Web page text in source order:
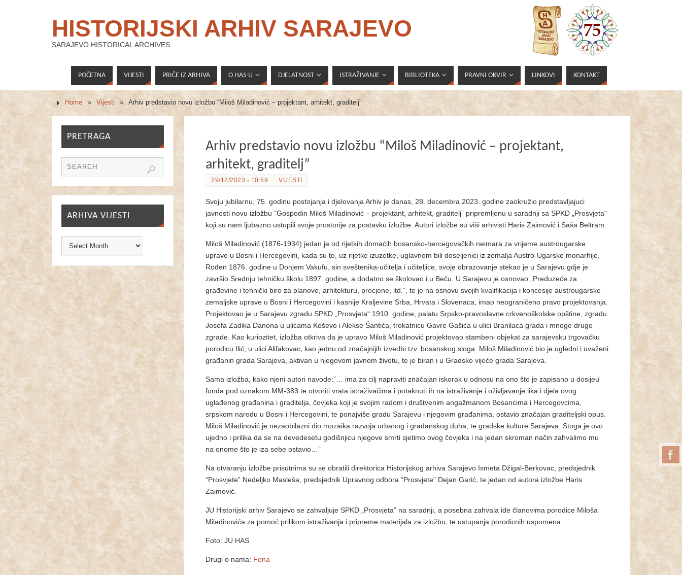
HISTORIJSKI ARHIV SARAJEVO
SARAJEVO HISTORICAL ARCHIVES
POČETNA VIJESTI PRIČE IZ ARHIVA O HAS-U DJELATNOST ISTRAŽIVANJE BIBLIOTEKA PRAVNI OKVIR LINKOVI KONTAKT
Home » Vijesti » Arhiv predstavio novu izložbu “Miloš Miladinović – projektant, arhitekt, graditelj”
Arhiv predstavio novu izložbu “Miloš Miladinović – projektant,
arhitekt, graditelj”
29/12/2023 - 10:59 VIJESTI
Svoju jubilarnu, 75. godinu postojanja i djelovanja Arhiv je danas, 28. decembra 2023. godine zaokružio predstavljajuci
javnosti novu izložbu “Gospodin Miloš Miladinović – projektant, arhitekt, graditelj” pripremljenu u saradnji sa SPKD „Prosvjeta“
koji su nam ljubazno ustupili svoje prostorije za postavku izložbe. Autori izložbe su viši arhivisti Haris Zaimović i Saša Beltram.
Miloš Miladinović (1876-1934) jedan je od rijetkih domaćih bosansko-hercegovačkih neimara za vrijeme austrougarske
uprave u Bosni i Hercegovini, kada su to, uz rijetke izuzetke, uglavnom bili doseljenici iz zemalja Austro-Ugarske monarhije.
Rođen 1876. godine u Donjem Vakufu, sin sveštenika-učitelja i učiteljice, svoje obrazovanje stekao je u Sarajevu gdje je
završio Srednju tehničku školu 1897. godine, a dodatno se školovao i u Beču. U Sarajevu je osnovao „Preduzeće za
građevine i tehnički biro za planove, arhitekturu, procjene, itd.“, te je na osnovu svojih kvalifikacija i koncesije austrougarske
zemaljske uprave u Bosni i Hercegovini i kasnije Kraljevine Srba, Hrvata i Slovenaca, imao neograničeno pravo projektovanja.
Projektovao je u Sarajevu zgradu SPKD „Prosvjeta“ 1910. godine, palatu Srpsko-pravoslavne crkvenoškolske opštine, zgradu
Josefa Zadika Danona u ulicama Koševo i Alekse Šantića, trokatnicu Gavre Gašića u ulici Branilaca grada i mnoge druge
zgrade. Kao kuriozitet, izložba otkriva da je upravo Miloš Miladinović projektovao stambeni objekat za sarajevsku trgovačku
porodicu Ilić, u ulici Alifakovac, kao jednu od značajnijih izvedbi tzv. bosanskog sloga. Miloš Miladinović bio je ugledni i uvaženi
građanin grada Sarajeva, aktivan u njegovom javnom životu, te je biran i u Gradsko vijeće grada Sarajeva.
Sama izložba, kako njeni autori navode:”… ima za cilj napraviti značajan iskorak u odnosu na ono što je zapisano u dosijeu
fonda pod oznakom MM-383 te otvoriti vrata istraživačima i potaknuti ih na istraživanje i oživljavanje lika i djela ovog
uglađenog građanina i graditelja, čovjeka koji je svojim radom i društvenim angažmanom Bosancima i Hercegovcima,
srpskom narodu u Bosni i Hercegovini, te ponajviše gradu Sarajevu i njegovim građanima, ostavio značajan graditeljski opus.
Miloš Miladinović je nezaobilazni dio mozaika razvoja urbanog i građanskog duha, te gradske kulture Sarajeva. Stoga je ovo
ujedno i prilika da se na devedesetu godišnjicu njegove smrti sjetimo ovog čovjeka i na jedan skroman način zahvalimo mu
na onome što je iza sebe ostavio…”
Na otvaranju izložbe prisutnima su se obratili direktorica Historijskog arhiva Sarajevo Ismeta Džigal-Berkovac, predsjednik
“Prosvjete” Nedeljko Masleša, predsjednik Upravnog odbora “Prosvjete” Dejan Garić, te jedan od autora izložbe Haris
Zaimović.
JU Historijski arhiv Sarajevo se zahvaljuje SPKD „Prosvjeta“ na saradnji, a posebna zahvala ide članovima porodice Miloša
Miladinovića za pomoć prilikom istraživanja i pripreme materijala za izložbu, te ustupanja porodicnih uspomena.
Foto: JU HAS
Drugi o nama: Fena
PRETRAGA
ARHIVA VIJESTI